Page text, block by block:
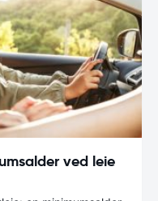
ved leie